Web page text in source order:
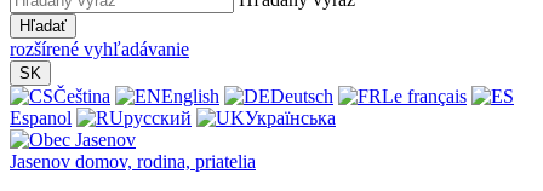
Hľadať
rozšírené vyhľadávanie
SK
Čeština English Deutsch
Le français
Espanol
русский Українська
Jasenov domov, rodina, priatelia